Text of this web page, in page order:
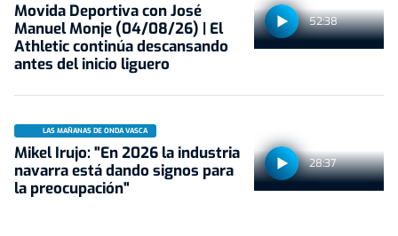
52:38
Movida Deportiva con José
Manuel Monje (04/08/26) | El
Athletic continúa descansando
antes del inicio liguero
28:37
LAS MAÑANAS DE ONDA VASCA
Mikel Irujo: "En 2026 la industria
navarra está dando signos para
la preocupación"